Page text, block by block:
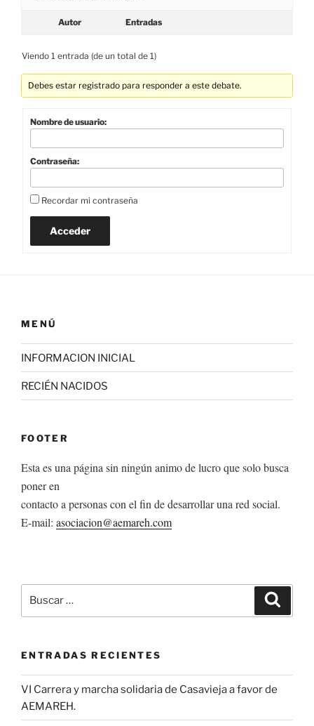
Autor Entradas
Viendo 1 entrada (de un total de 1)
Debes estar registrado para responder a este debate.
Nombre de usuario:
Contraseña:
Recordar mi contraseña
Acceder
MENÚ
INFORMACION INICIAL
RECIÉN NACIDOS
FOOTER
Esta es una página sin ningún animo de lucro que solo busca
poner en
contacto a personas con el fin de desarrollar una red social.
E-mail: asociacion@aemareh.com
por:
ENTRADAS RECIENTES
VI Carrera y marcha solidaria de Casavieja a favor de
AEMAREH.